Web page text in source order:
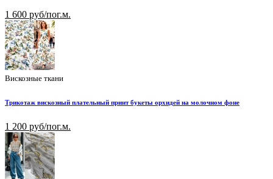
1 600 руб/пог.м.
Вискозные ткани
Трикотаж вискозный плательный принт букеты орхидей на молочном фоне
1 200 руб/пог.м.